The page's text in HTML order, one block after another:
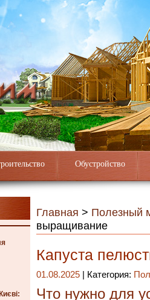
Обустройство
Главная > Полезный
выращивание
Капуста
01.08.2025 | Категория:
Что нужно для